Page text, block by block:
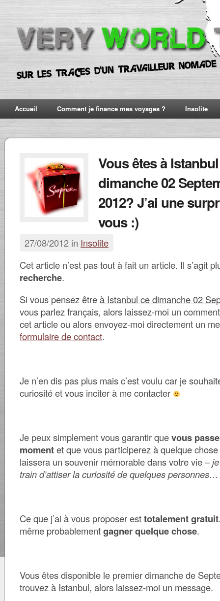
Accueil Comment je finance mes voyages ? Insolite
Vous êtes à
dimanche 02
2012? J’ai une
vous :)
27/08/2012 in Insolite
Cet article n’est pas tout à fait un article. Il s’agit
recherche.
Si vous pensez êtreà Istanbul ce dimanche 02
vous parlez français, alors laissez-moi un
cet article ou alors envoyez-moi directement un
formulaire de contact.
Je n’en dis pas plus mais c’est voulu car je
curiosité et vous inciter à me contacter
Je peux simplement vous garantir quevous
momentet que vous participerez à quelque chose
laissera un souvenir mémorable dans votre vie –
train d’attiser la curiosité de quelques personnes…
Ce que j’ai à vous proposer esttotalement gratuit
même probablementgagner quelque chose.
Vous êtes disponible le premier dimanche de
trouvez à Istanbul, alors laissez-moi un message.